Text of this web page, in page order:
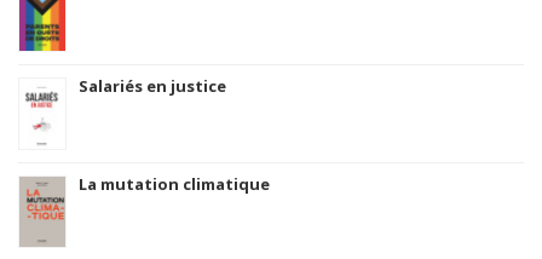
Salariés en justice
La mutation climatique